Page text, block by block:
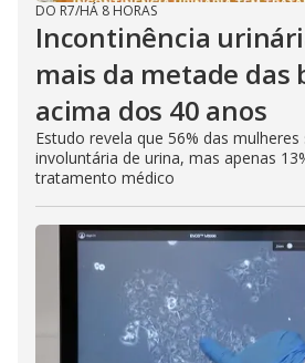
DO R7/HÁ 8 HORAS
Incontinência
mais da metade das
acima dos 40 anos
Estudo revela que 56% das
involuntária de urina, mas apenas
tratamento médico